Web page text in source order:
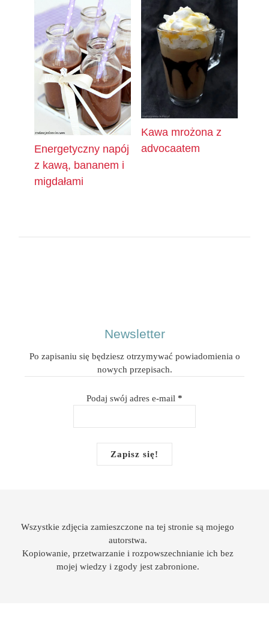
Energetyczny napój
z kawą, bananem i
migdałami
Kawa mrożona z
advocaatem
Newsletter
Po zapisaniu się będziesz otrzymywać powiadomienia o
nowych przepisach.
Podaj swój adres e-mail *
Wszystkie zdjęcia zamieszczone na tej stronie są mojego
autorstwa.
Kopiowanie, przetwarzanie i rozpowszechnianie ich bez
mojej wiedzy i zgody jest zabronione.